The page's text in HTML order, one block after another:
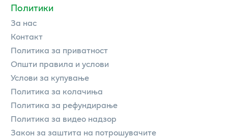
Политики
За нас
Контакт
Политика за приватност
Општи правила и услови
Услови за купување
Политика за колачиња
Политика за рефундирање
Политика за видео надзор
Закон за заштита на потрошувачите